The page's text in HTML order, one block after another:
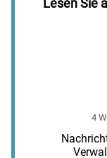
Lesen Sie
4